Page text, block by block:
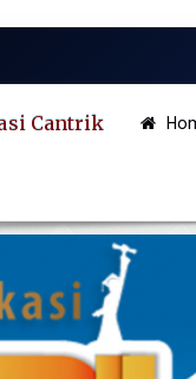
Cantrik